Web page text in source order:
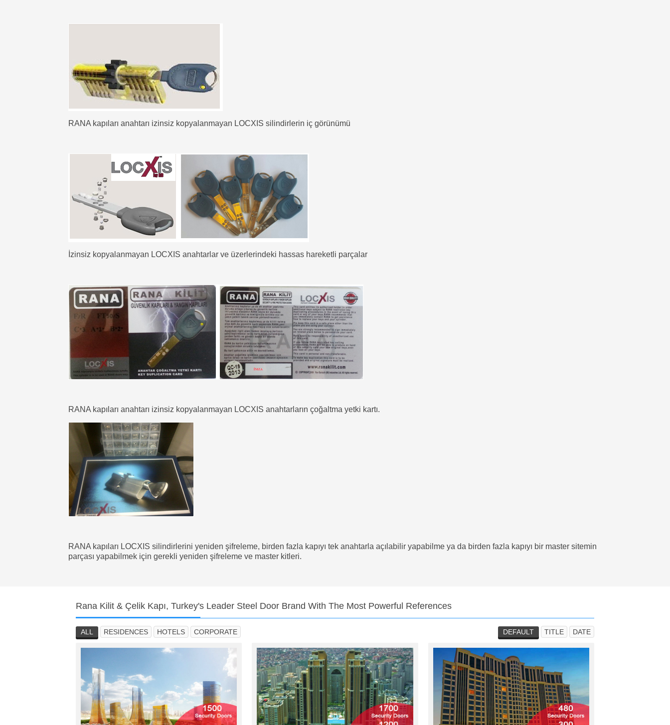
RANA kapıları anahtarı izinsiz kopyalanmayan LOCXIS silindirlerin iç görünümü
İzinsiz kopyalanmayan LOCXIS anahtarlar ve üzerlerindeki hassas hareketli parçalar
RANA kapıları anahtarı izinsiz kopyalanmayan LOCXIS anahtarların çoğaltma yetki kartı.
RANA kapıları LOCXIS silindirlerini yeniden şifreleme, birden fazla kapıyı tek anahtarla açılabilir yapabilme ya da birden fazla kapıyı bir master sitemin
parçası yapabilmek için gerekli yeniden şifreleme ve master kitleri.
Rana Kilit & Çelik Kapı, Turkey's Leader Steel Door Brand With The Most Powerful References
ALL RESIDENCES HOTELS CORPORATE DEFAULT TITLE DATE